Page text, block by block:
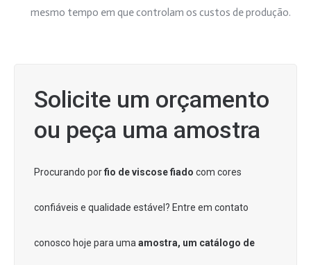
mesmo tempo em que controlam os custos de produção.
Solicite um orçamento
ou peça uma amostra
Procurando porfio de viscose fiado com cores
confiáveis e qualidade estável? Entre em contato
conosco hoje para uma amostra, um catálogo de